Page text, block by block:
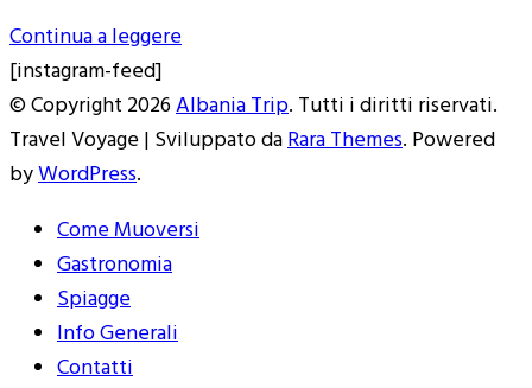
Continua a leggere
[instagram-feed]
© Copyright 2026Albania Trip. Tutti i diritti riservati.
Travel Voyage | Sviluppato daRara Themes. Powered
byWordPress.
Come Muoversi
Gastronomia
Spiagge
Info Generali
Contatti